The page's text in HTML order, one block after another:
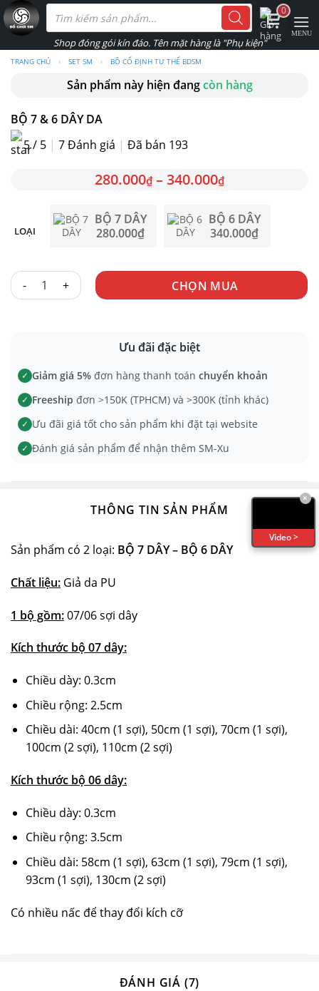
Skip
to
Tìm
kiếm
phẩm
TRANG CHỦ › SET SM › BỘ CỐ ĐỊNH TƯ THẾ BDSM
Sản phẩm này hiện đangcòn hàng
BỘ 7 & 6 DÂY DA
5 / 5 | 7Đánh giá | Đã bán 193
280.000₫–340.000₫
LOẠI
BỘ 7 DÂY
280.000₫
BỘ 6 DÂY
340.000₫
BỘ 7 & 6 DÂY DA số lượng CHỌN MUA
Ưu đãi đặc biệt
✓ Giảm giá 5% đơn hàng thanh toán chuyển khoản
✓ Freeship đơn >150K (TPHCM) và >300K (tỉnh khác)
✓ Ưu đãi giá tốt cho sản phẩm khi đặt tại website
✓ Đánh giá sản phẩm để nhận thêm SM-Xu
THÔNG TIN SẢN PHẨM
Sản phẩm có 2 loại: BỘ 7 DÂY – BỘ 6 DÂY
Chất liệu: Giả da PU
1 bộ gồm:07/06 sợi dây
Kích thước bộ 07 dây:
Chiều dày: 0.3cm
Chiều rộng: 2.5cm
Chiều dài: 40cm (1 sợi), 50cm (1 sợi), 70cm (1 sợi),
100cm (2 sợi), 110cm (2 sợi)
Kích thước bộ 06 dây:
Chiều dày: 0.3cm
Chiều rộng: 3.5cm
Chiều dài: 58cm (1 sợi), 63cm (1 sợi), 79cm (1 sợi),
93cm (1 sợi), 130cm (2 sợi)
Có nhiều nấc để thay đổi kích cỡ
ĐÁNH GIÁ (7)
0
×
Video >